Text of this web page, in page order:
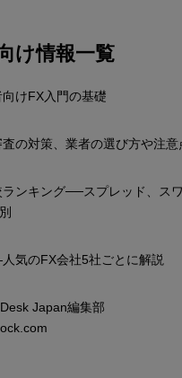
け情報一覧
けFX入門の基礎
の対策、業者の選び方や注意
ンキング──スプレッド、ス
気のFX会社5社ごとに解説
Japan編集部